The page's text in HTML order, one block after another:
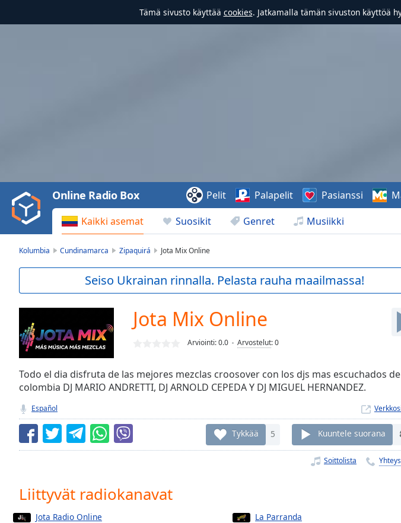
Tämä sivusto käyttää cookies. Jatkamalla tämän sivuston käyttöä
Video
Play
Backward
Skip
Current
Duration-:-
Loaded:
0.00%
Stream
TypeLIVE
Seek to
currently
behind
LIVE
Remaining
Time-
Playback
Rate
Kaikki asemat Suosikit Genret Musiikki
Online Radio Box Pelit Palapelit Pasianssi
Kolumbia Cundinamarca Zipaquirá Jota Mix Online
Seiso Ukrainan rinnalla. Pelasta rauha maailmassa!
Jota Mix Online
Arviointi:0.0 Arvostelut:0
Todo el dia disfruta de las mejores mezclas croosover con los djs mas escuchados de
colombia DJ MARIO ANDRETTI, DJ ARNOLD CEPEDA Y DJ MIGUEL HERNANDEZ.
Español
Tykkää 5 Kuuntele suorana
Soittolista
Liittyvät radiokanavat
Jota Radio Online La Parranda